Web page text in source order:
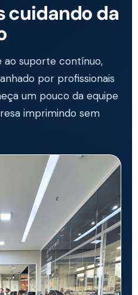
cuidando da
ao suporte contínuo,
por profissionais
um pouco da equipe
imprimindo sem